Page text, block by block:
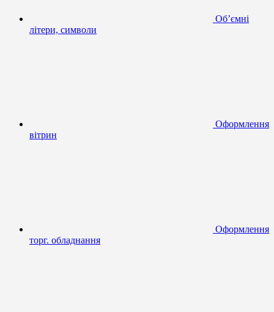
Об’ємні
літери, символи
Оформлення
вітрин
Оформлення
торг. обладнання